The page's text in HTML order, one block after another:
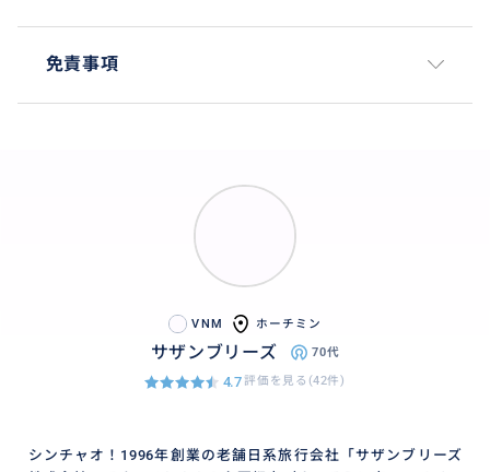
免責事項
VNM ホーチミン
サザンブリーズ 70代
4.7評価を見る(42件)
シンチャオ！1996年創業の老舗日系旅行会社「サザンブリーズ